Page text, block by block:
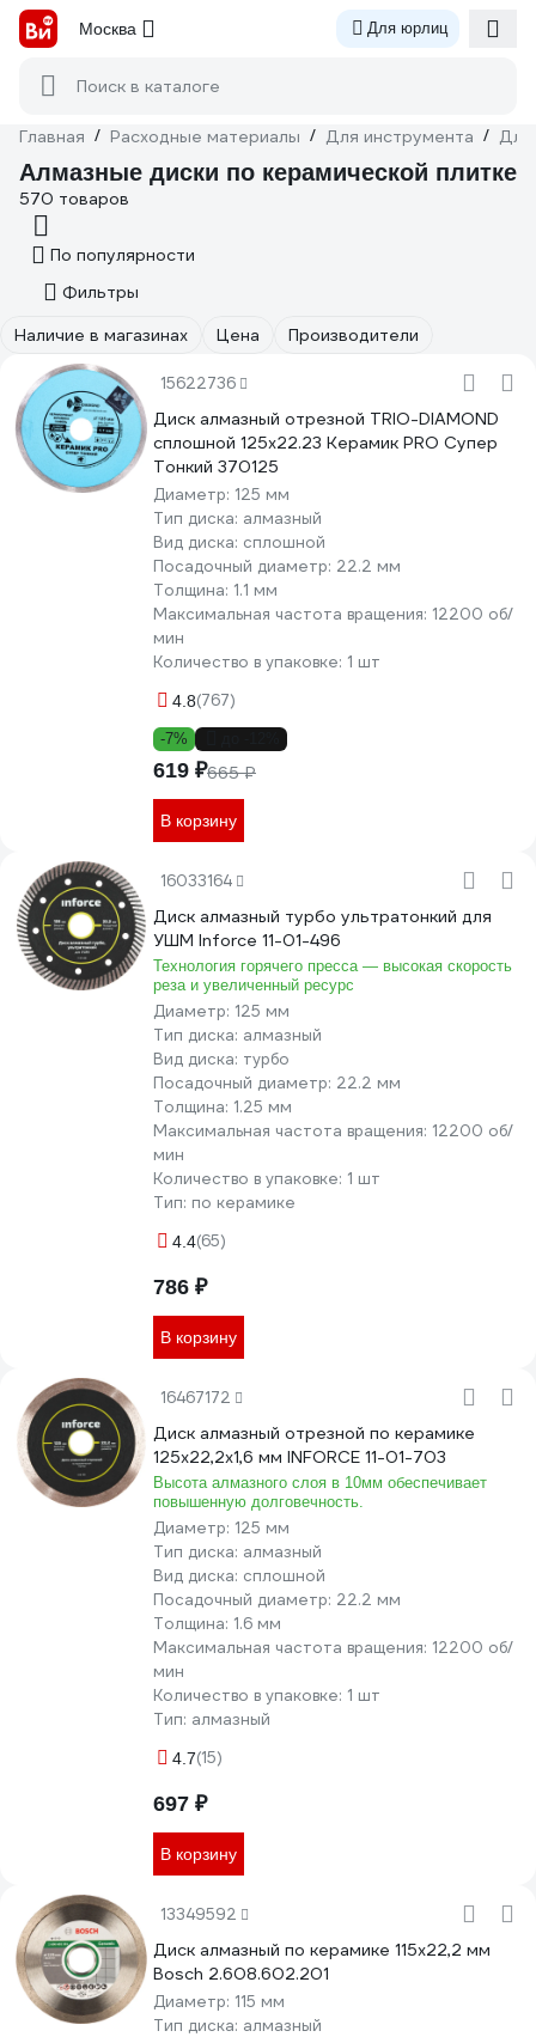
Москва Для юрлиц
Поиск в каталоге
Главная / Расходные материалы / Для инструмента / Для
Алмазные диски по керамической плитке
570 товаров
По популярности
Фильтры
Наличие в магазинах
Цена Производители
15622736
Диск алмазный отрезной TRIO-DIAMOND
сплошной 125x22.23 Керамик PRO Супер
Тонкий 370125
Диаметр: 125 мм
Тип диска: алмазный
Вид диска: сплошной
Посадочный диаметр: 22.2 мм
Толщина: 1.1 мм
Максимальная частота вращения: 12200 об/
мин
Количество в упаковке: 1 шт
4.8(767)
-7%
619 ₽665 ₽
В корзину
16033164
Диск алмазный турбо ультратонкий для
УШМ Inforce 11-01-496
Технология горячего пресса — высокая скорость
реза и увеличенный ресурс
Диаметр: 125 мм
Тип диска: алмазный
Вид диска: турбо
Посадочный диаметр: 22.2 мм
Толщина: 1.25 мм
Максимальная частота вращения: 12200 об/
мин
Количество в упаковке: 1 шт
Тип: по керамике
4.4(65)
786 ₽
В корзину
16467172
Диск алмазный отрезной по керамике
125х22,2х1,6 мм INFORCE 11-01-703
Высота алмазного слоя в 10мм обеспечивает
повышенную долговечность.
Диаметр: 125 мм
Тип диска: алмазный
Вид диска: сплошной
Посадочный диаметр: 22.2 мм
Толщина: 1.6 мм
Максимальная частота вращения: 12200 об/
мин
Количество в упаковке: 1 шт
Тип: алмазный
4.7(15)
697 ₽
В корзину
13349592
Диск алмазный по керамике 115х22,2 мм
Bosch 2.608.602.201
Диаметр: 115 мм
Тип диска: алмазный